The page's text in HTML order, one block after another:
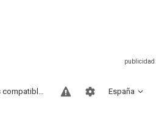
España
Sitios compatibles